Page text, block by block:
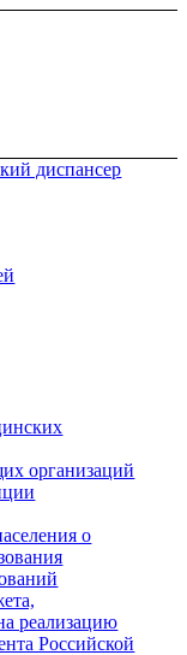
организаций
о
реализацию
Российской